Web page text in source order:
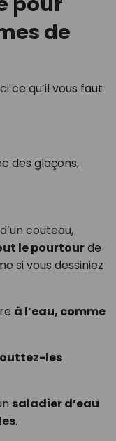
de
ce qu’il vous faut
des glaçons,
couteau,
le pourtourde
si vous dessiniez
à l’eau, comme
les
saladier d’eau
.